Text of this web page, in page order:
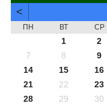
<
ПН ВТ СР
1 2
7
8 9
14
15 16
21
22 23
28
29 30